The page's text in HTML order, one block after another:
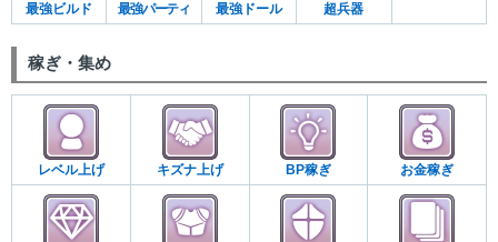
最強ビルド 最強パーティ 最強ドール 超兵器
稼ぎ・集め
レベル上げ キズナ上げ BP稼ぎ お金稼ぎ